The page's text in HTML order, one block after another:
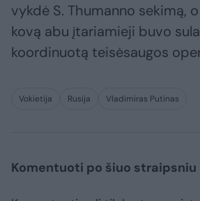
vykdė S. Thumanno sekimą,
kovą abu įtariamieji buvo
koordinuotą teisėsaugos
Vokietija Rusija Vladimiras Putinas
Komentuoti po šiuo straipsniu